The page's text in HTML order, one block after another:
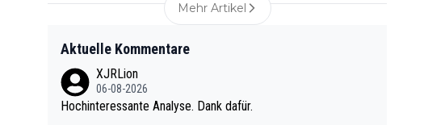
Mehr Artikel
Aktuelle Kommentare
XJRLion
06-08-2026
Hochinteressante Analyse. Dank dafür.